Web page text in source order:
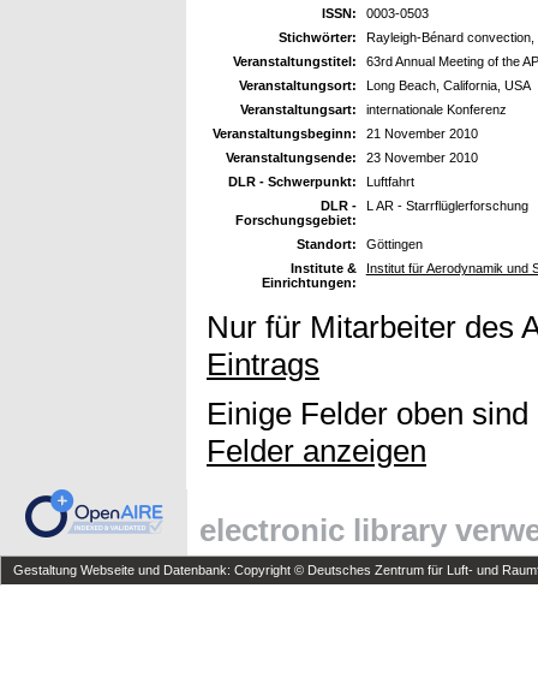
ISSN:
0003-0503
Stichwörter:
Rayleigh-Bénard
Veranstaltungstitel:
63rd Annual Meeting of the
Veranstaltungsort:
Long Beach, California, USA
Veranstaltungsart:
internationale Konferenz
Veranstaltungsbeginn:
21 November 2010
Veranstaltungsende:
23 November 2010
DLR - Schwerpunkt:
Luftfahrt
DLR -
Forschungsgebiet:
L AR - Starrflüglerforschung
Standort:
Göttingen
Institute &
Einrichtungen:
Institut für Aerodynamik und
Nur für Mitarbeiter des
Eintrags
Einige Felder oben
Felder anzeigen
electronic library
Gestaltung Webseite und Datenbank: Copyright © Deutsches Zentrum für Luft- und